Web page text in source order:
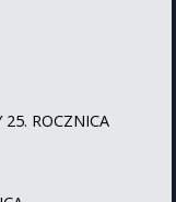
ROCZNICA